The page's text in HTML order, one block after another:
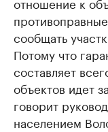
сообщать
Потому что
составляет
объектов идет
говорит
населением